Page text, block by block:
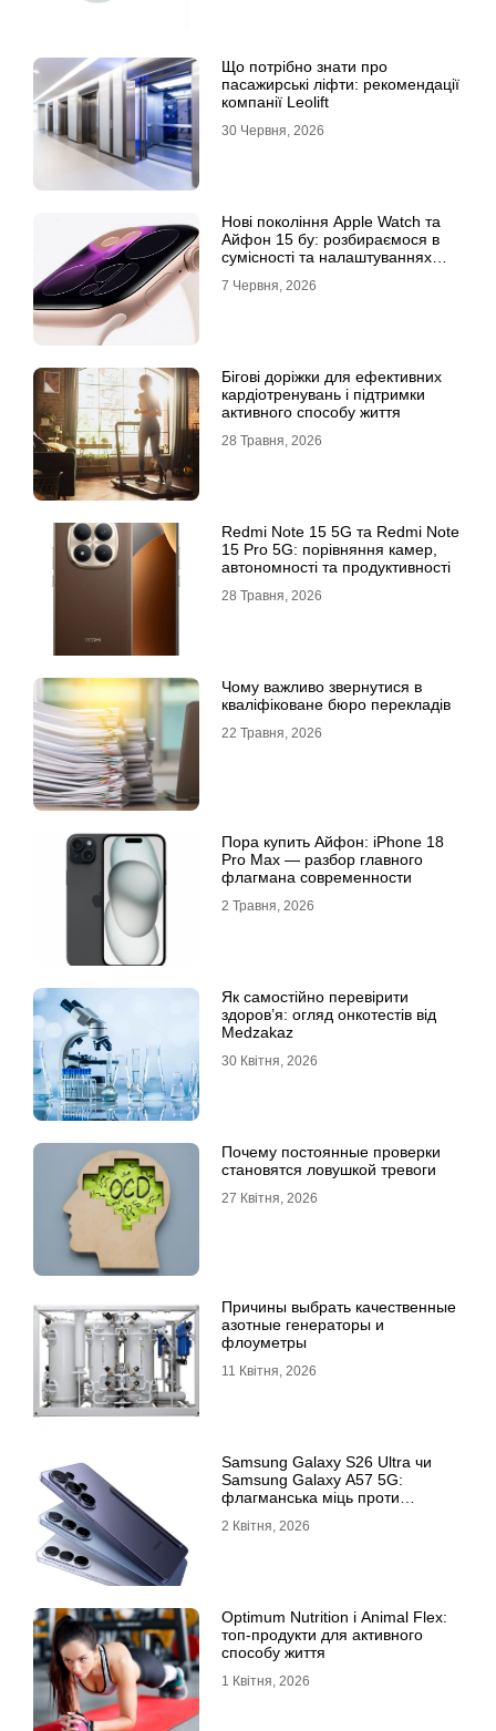
Що потрібно знати про
пасажирські ліфти: рекомендації
компанії Leolift
30 Червня, 2026
Нові покоління Apple Watch та
Айфон 15 бу: розбираємося в
сумісності та налаштуваннях
7 Червня, 2026
Бігові доріжки для ефективних
кардіотренувань і підтримки
активного способу життя
28 Травня, 2026
Redmi Note 15 5G та Redmi Note
15 Pro 5G: порівняння камер,
автономності та продуктивності
28 Травня, 2026
Чому важливо звернутися в
кваліфіковане бюро перекладів
22 Травня, 2026
Пора купить Айфон: iPhone 18
Pro Max — разбор главного
флагмана современности
2 Травня, 2026
Як самостійно перевірити
здоров’я: огляд онкотестів від
Medzakaz
30 Квітня, 2026
Почему постоянные проверки
становятся ловушкой тревоги
27 Квітня, 2026
Причины выбрать качественные
азотные генераторы и
флоуметры
11 Квітня, 2026
Samsung Galaxy S26 Ultra чи
Samsung Galaxy A57 5G:
флагманська міць проти
2 Квітня, 2026
Optimum Nutrition і Animal Flex:
топ-продукти для активного
способу життя
1 Квітня, 2026